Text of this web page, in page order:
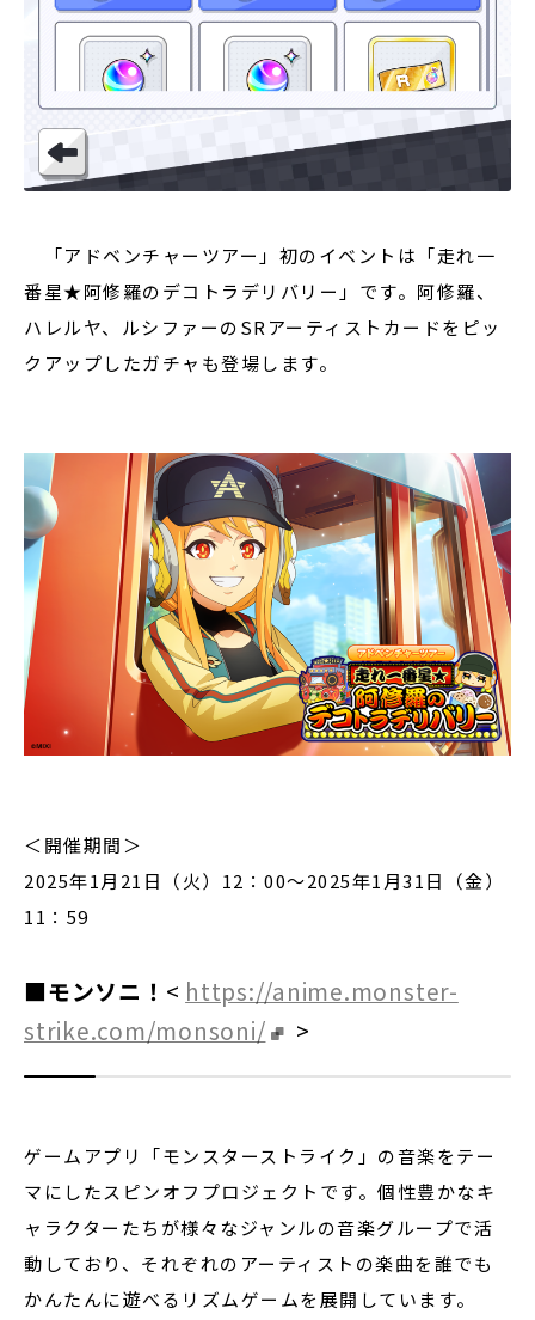
「アドベンチャーツアー」初のイベントは「走れ一
番星★阿修羅のデコトラデリバリー」です。阿修羅、
ハレルヤ、ルシファーのSRアーティストカードをピッ
クアップしたガチャも登場します。
＜開催期間＞
2025年1月21日（火）12：00～2025年1月31日（金）
11：59
■モンソニ！ < https://anime.monster-
strike.com/monsoni/
>
ゲームアプリ「モンスターストライク」の音楽をテー
マにしたスピンオフプロジェクトです。個性豊かなキ
ャラクターたちが様々なジャンルの音楽グループで活
動しており、それぞれのアーティストの楽曲を誰でも
かんたんに遊べるリズムゲームを展開しています。